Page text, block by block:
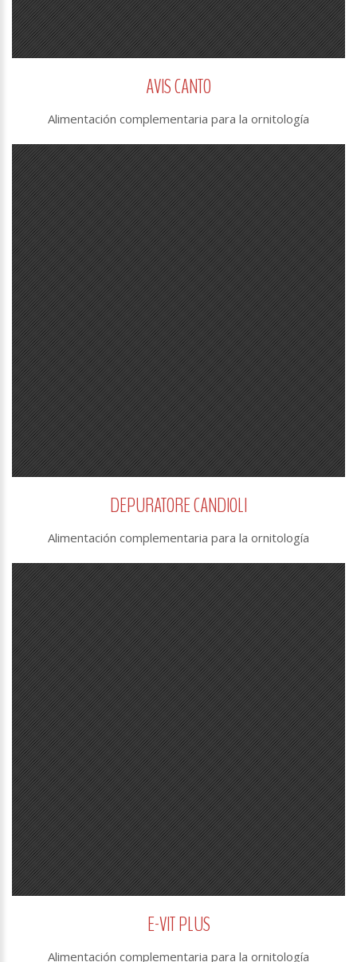
AVIS CANTO
Alimentación complementaria para la ornitología
DEPURATORE CANDIOLI
Alimentación complementaria para la ornitología
E-VIT PLUS
Alimentación complementaria para la ornitología